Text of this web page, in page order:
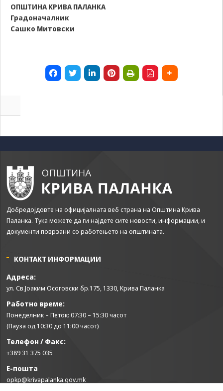
ОПШТИНА КРИВА ПАЛАНКА
Градоначалник
Сашко Митовски
Добредојдовте на официјалната веб страна на Општина Крива
Паланка. Тука можете да ги најдете сите новости, информации, и
документи поврзани со работењето на општината.
КОНТАКТ ИНФОРМАЦИИ
Адреса:
ул. Св.Јоаким Осоговски бр.175, 1330, Крива Паланка
Работно време:
Понеделник – Петок: 07:30 – 15:30 часот
(Пауза од 10:30 до 11:00 часот)
Телефон / Факс:
+389 31 375 035
Е-пошта
opkp@krivapalanka.gov.mk